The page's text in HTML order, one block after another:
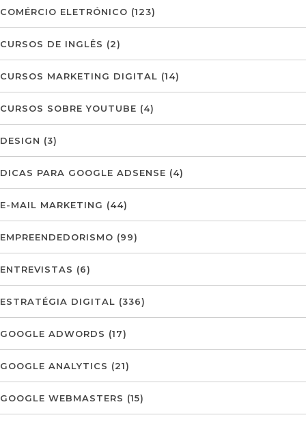
COMÉRCIO ELETRÓNICO (123)
CURSOS DE INGLÊS (2)
CURSOS MARKETING DIGITAL (14)
CURSOS SOBRE YOUTUBE (4)
DESIGN (3)
DICAS PARA GOOGLE ADSENSE (4)
E-MAIL MARKETING (44)
EMPREENDEDORISMO (99)
ENTREVISTAS (6)
ESTRATÉGIA DIGITAL (336)
GOOGLE ADWORDS (17)
GOOGLE ANALYTICS (21)
GOOGLE WEBMASTERS (15)